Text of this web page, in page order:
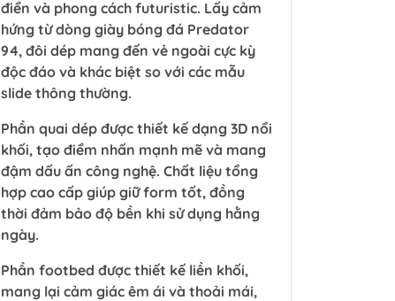
điển và phong cách futuristic. Lấy cảm
hứng từ dòng giày bóng đá Predator
94, đôi dép mang đến vẻ ngoài cực kỳ
độc đáo và khác biệt so với các mẫu
slide thông thường.
Phần quai dép được thiết kế dạng 3D nổi
khối, tạo điểm nhấn mạnh mẽ và mang
đậm dấu ấn công nghệ. Chất liệu tổng
hợp cao cấp giúp giữ form tốt, đồng
thời đảm bảo độ bền khi sử dụng hằng
ngày.
Phần footbed được thiết kế liền khối,
mang lại cảm giác êm ái và thoải mái,